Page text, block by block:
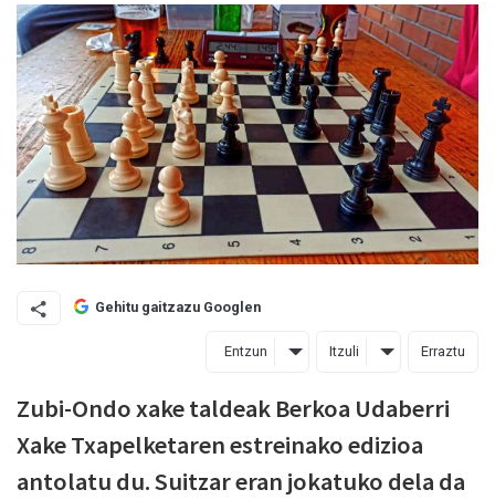
Gehitu gaitzazu Googlen
Entzun Itzuli Erraztu
Zubi-Ondo xake taldeak Berkoa Udaberri
Xake Txapelketaren estreinako edizioa
antolatu du. Suitzar eran jokatuko dela da